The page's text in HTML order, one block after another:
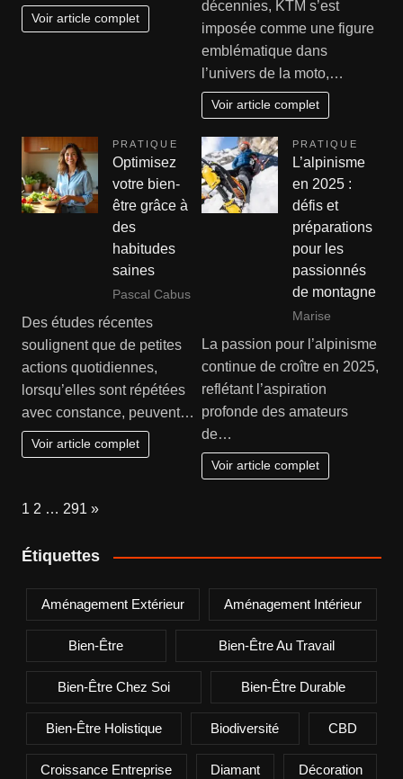
Voir article complet
décennies, KTM s’est
imposée comme une figure
emblématique dans
l’univers de la moto,…
Voir article complet
PRATIQUE
Optimisez
votre bien-
être grâce à
des
habitudes
saines
Pascal Cabus
Des études récentes
soulignent que de petites
actions quotidiennes,
lorsqu’elles sont répétées
avec constance, peuvent…
Voir article complet
PRATIQUE
L’alpinisme
en 2025 :
défis et
préparations
pour les
passionnés
de montagne
Marise
La passion pour l’alpinisme
continue de croître en 2025,
reflétant l’aspiration
profonde des amateurs
de…
Voir article complet
Page:
1 2 … 291 Next
»
Étiquettes
Aménagement Extérieur Aménagement Intérieur
Bien-Être Bien-Être Au Travail
Bien-Être Chez Soi Bien-Être Durable
Bien-Être Holistique Biodiversité CBD
Croissance Entreprise Diamant Décoration